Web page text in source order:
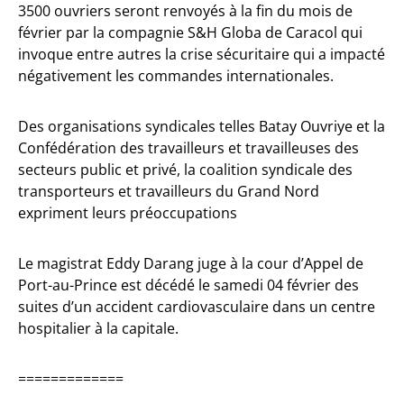
3500 ouvriers seront renvoyés à la fin du mois de
février par la compagnie S&H Globa de Caracol qui
invoque entre autres la crise sécuritaire qui a impacté
négativement les commandes internationales.
Des organisations syndicales telles Batay Ouvriye et la
Confédération des travailleurs et travailleuses des
secteurs public et privé, la coalition syndicale des
transporteurs et travailleurs du Grand Nord
expriment leurs préoccupations
Le magistrat Eddy Darang juge à la cour d’Appel de
Port-au-Prince est décédé le samedi 04 février des
suites d’un accident cardiovasculaire dans un centre
hospitalier à la capitale.
=============